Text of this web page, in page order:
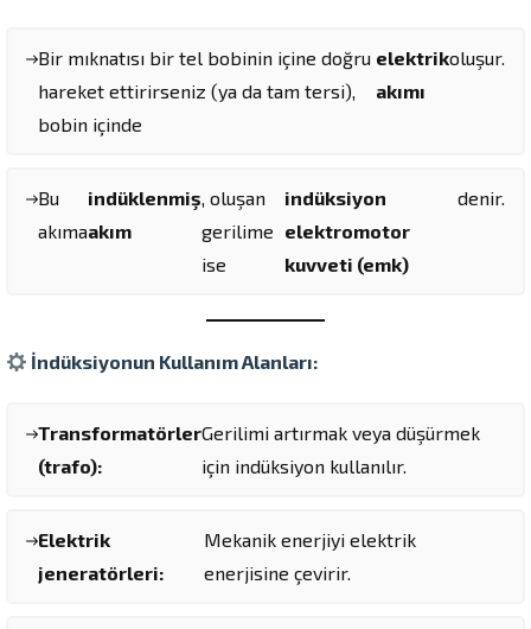
Bir mıknatısı bir tel bobinin içine doğru
hareket ettirirseniz (ya da tam tersi),
bobin içinde
elektrik
akımı
oluşur.
Bu
akıma
indüklenmiş
akım
, oluşan
gerilime
ise
indüksiyon
elektromotor
kuvveti (emk)
denir.
İndüksiyonun Kullanım Alanları:
Transformatörler
(trafo):
Gerilimi artırmak veya düşürmek
için indüksiyon kullanılır.
Elektrik
jeneratörleri:
Mekanik enerjiyi elektrik
enerjisine çevirir.